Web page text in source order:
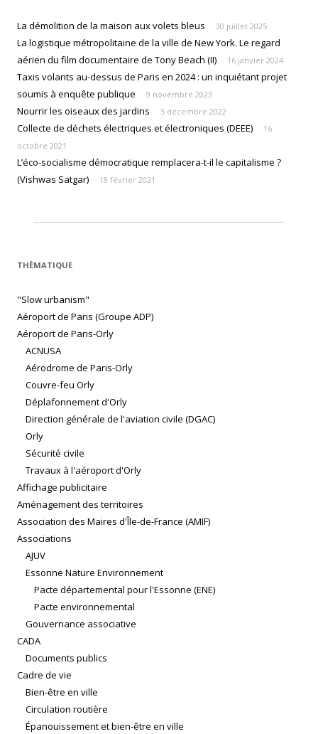
La démolition de la maison aux volets bleus 30 juillet 2025
La logistique métropolitaine de la ville de New York. Le regard
aérien du film documentaire de Tony Beach (II)
16 janvier 2024
Taxis volants au-dessus de Paris en 2024 : un inquiétant projet
soumis à enquête publique
9 novembre 2023
Nourrir les oiseaux des jardins 5 décembre 2022
Collecte de déchets électriques et électroniques (DEEE)
16
octobre 2021
L’éco-socialisme démocratique remplacera-t-il le capitalisme ?
(Vishwas Satgar)
18 février 2021
THÈMATIQUE
"Slow urbanism"
Aéroport de Paris (Groupe ADP)
Aéroport de Paris-Orly
ACNUSA
Aérodrome de Paris-Orly
Couvre-feu Orly
Déplafonnement d'Orly
Direction générale de l'aviation civile (DGAC)
Orly
Sécurité civile
Travaux à l'aéroport d'Orly
Affichage publicitaire
Aménagement des territoires
Association des Maires d'Île-de-France (AMIF)
Associations
AJUV
Essonne Nature Environnement
Pacte départemental pour l'Essonne (ENE)
Pacte environnemental
Gouvernance associative
CADA
Documents publics
Cadre de vie
Bien-être en ville
Circulation routière
Épanouissement et bien-être en ville